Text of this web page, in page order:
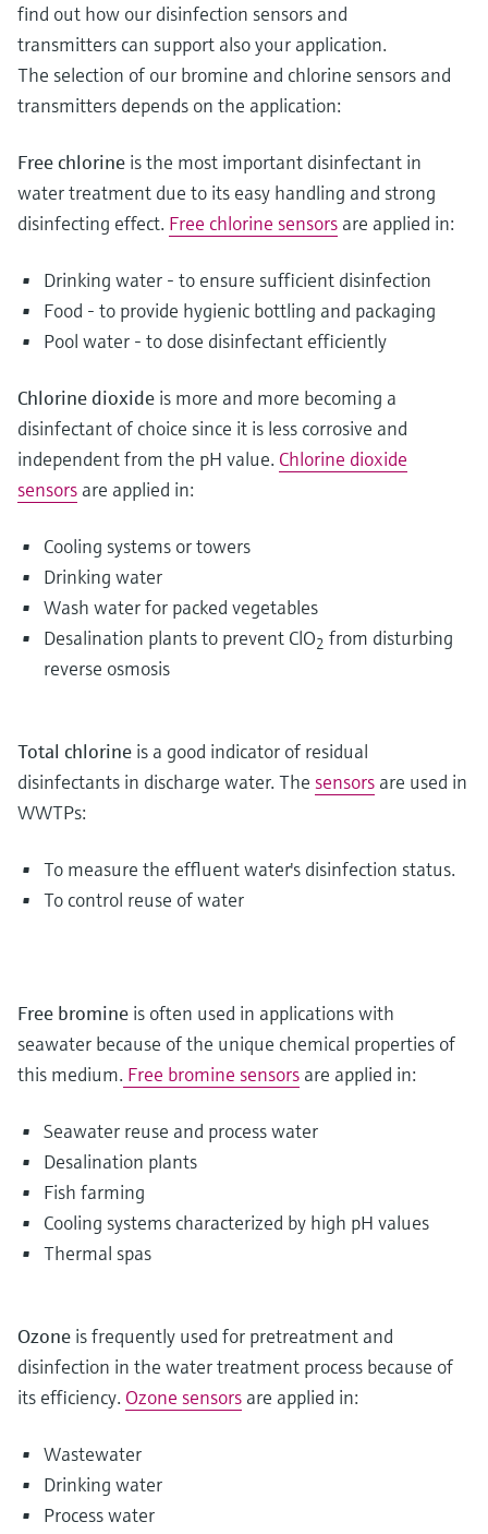
find out how our disinfection sensors and
transmitters can support also your application.
The selection of our bromine and chlorine sensors and
transmitters depends on the application:
Free chlorine is the most important disinfectant in
water treatment due to its easy handling and strong
disinfecting effect. Free chlorine sensors are applied in:
Drinking water - to ensure sufficient disinfection
Food - to provide hygienic bottling and packaging
Pool water - to dose disinfectant efficiently
Chlorine dioxide is more and more becoming a
disinfectant of choice since it is less corrosive and
independent from the pH value. Chlorine dioxide
sensors are applied in:
Cooling systems or towers
Drinking water
Wash water for packed vegetables
Desalination plants to prevent ClO2 from disturbing
reverse osmosis
Total chlorine is a good indicator of residual
disinfectants in discharge water. The sensors are used in
WWTPs:
To measure the effluent water's disinfection status.
To control reuse of water
Free bromine is often used in applications with
seawater because of the unique chemical properties of
this medium. Free bromine sensors are applied in:
Seawater reuse and process water
Desalination plants
Fish farming
Cooling systems characterized by high pH values
Thermal spas
Ozone is frequently used for pretreatment and
disinfection in the water treatment process because of
its efficiency. Ozone sensors are applied in:
Wastewater
Drinking water
Process water